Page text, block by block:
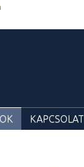
KAPCSOLAT